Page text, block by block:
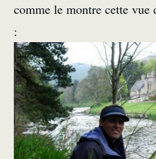
comme le montre cette
: